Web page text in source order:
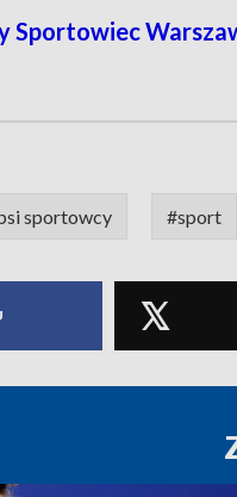
Sportowiec
sportowcy #sport